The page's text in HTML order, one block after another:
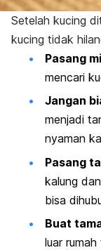
Setelah kucing
kucing tidak
Pasang
mencari
Jangan
menjadi
nyaman
Pasang
kalung
bisa
Buat
luar